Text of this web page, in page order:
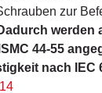
zur
werden
44-55
nach IEC